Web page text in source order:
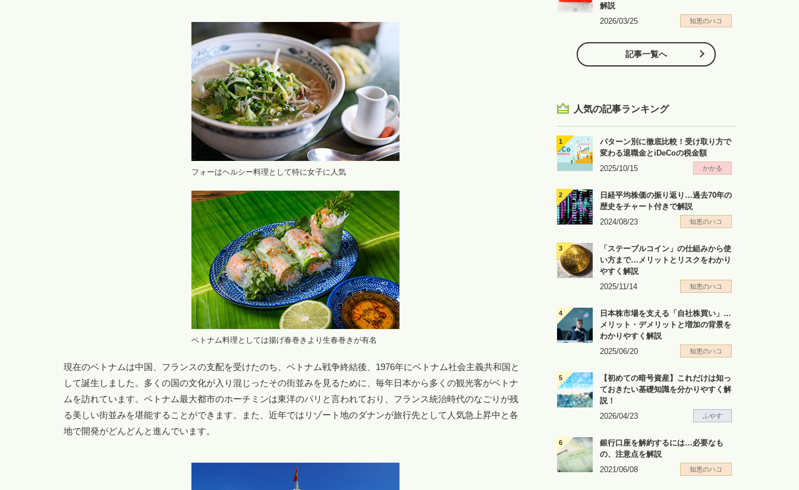
フォーはヘルシー料理として特に女子に人気
ベトナム料理としては揚げ春巻きより生春巻きが有名
現在のベトナムは中国、フランスの支配を受けたのち、ベトナム戦争終結後、1976年にベトナム社会主義共和国と
して誕生しました。多くの国の文化が入り混じったその街並みを見るために、毎年日本から多くの観光客がベトナ
ムを訪れています。ベトナム最大都市のホーチミンは東洋のパリと言われており、フランス統治時代のなごりが残
る美しい街並みを堪能することができます。また、近年ではリゾート地のダナンが旅行先として人気急上昇中と各
地で開発がどんどんと進んでいます。
解説
2026/03/25
知恵のハコ
記事一覧へ
人気の記事ランキング
パターン別に徹底比較！受け取り方で
変わる退職金とiDeCoの税金額
2025/10/15
かかる
日経平均株価の振り返り…過去70年の
歴史をチャート付きで解説
2024/08/23
知恵のハコ
「ステーブルコイン」の仕組みから使
い方まで…メリットとリスクをわかり
やすく解説
2025/11/14
知恵のハコ
日本株市場を支える「自社株買い」…
メリット・デメリットと増加の背景を
わかりやすく解説
2025/06/20
知恵のハコ
【初めての暗号資産】これだけは知っ
ておきたい基礎知識を分かりやすく解
説！
2026/04/23
ふやす
銀行口座を解約するには…必要なも
の、注意点を解説
2021/06/08
知恵のハコ